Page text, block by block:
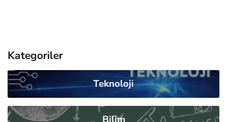
Kategoriler
Teknoloji
Bilim